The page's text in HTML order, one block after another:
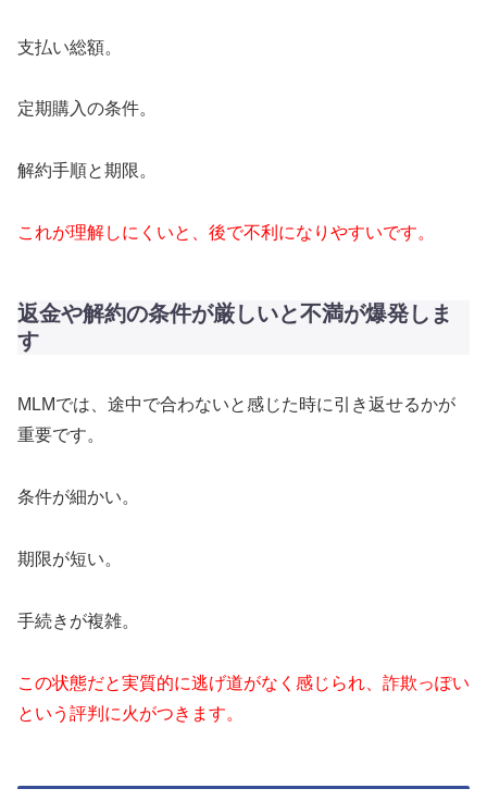
支払い総額。
定期購入の条件。
解約手順と期限。
これが理解しにくいと、後で不利になりやすいです。
返金や解約の条件が厳しいと不満が爆発しま
す
MLMでは、途中で合わないと感じた時に引き返せるかが
重要です。
条件が細かい。
期限が短い。
手続きが複雑。
この状態だと実質的に逃げ道がなく感じられ、詐欺っぽい
という評判に火がつきます。